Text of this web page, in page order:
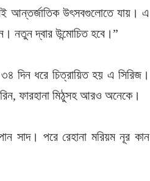
আন্তর্জাতিক উৎসবগুলোতে যায়। এ
নতুন দ্বার উন্মোচিত হবে।”
দিন ধরে চিত্রায়িত হয় এ সিরিজ।
ফারহানা মিঠুসহ আরও অনেকে।
সাদ। পরে রেহানা মরিয়ম নূর কান